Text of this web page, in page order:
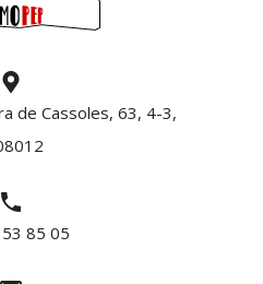
de Cassoles, 63, 4-3,
85 05